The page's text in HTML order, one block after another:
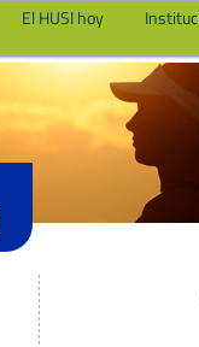
El HUSI hoy